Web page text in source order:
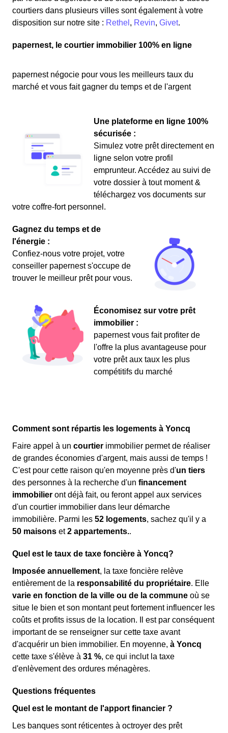
courtiers dans plusieurs villes sont également à votre
disposition sur notre site : Rethel , Revin, Givet.
papernest, le courtier immobilier 100% en ligne
papernest négocie pour vous les meilleurs taux du
marché et vous fait gagner du temps et de l'argent
Une plateforme en ligne 100%
sécurisée :
Simulez votre prêt directement en
ligne selon votre profil
emprunteur. Accédez au suivi de
votre dossier à tout moment &
téléchargez vos documents sur
votre coffre-fort personnel.
Gagnez du temps et de
l'énergie :
Confiez-nous votre projet, votre
conseiller papernest s'occupe de
trouver le meilleur prêt pour vous.
Économisez sur votre prêt
immobilier :
papernest vous fait profiter de
l'offre la plus avantageuse pour
votre prêt aux taux les plus
compétitifs du marché
Comment sont répartis les logements à Yoncq
Faire appel à un courtier immobilier permet de réaliser
de grandes économies d'argent, mais aussi de temps !
C'est pour cette raison qu'en moyenne près d'un tiers
des personnes à la recherche d'un financement
immobilier ont déjà fait, ou feront appel aux services
d'un courtier immobilier dans leur démarche
immobilière. Parmi les 52 logements, sachez qu'il y a
50 maisons et2 appartements..
Quel est le taux de taxe foncière à Yoncq?
Imposée annuellement, la taxe foncière relève
entièrement de la responsabilité du propriétaire. Elle
varie en fonction de la ville ou de la commune où se
situe le bien et son montant peut fortement influencer les
coûts et profits issus de la location. Il est par conséquent
important de se renseigner sur cette taxe avant
d'acquérir un bien immobilier. En moyenne, à Yoncq
cette taxe s'élève à 31 %, ce qui inclut la taxe
d'enlèvement des ordures ménagères.
Questions fréquentes
Quel est le montant de l'apport financier ?
Les banques sont réticentes à octroyer des prêt